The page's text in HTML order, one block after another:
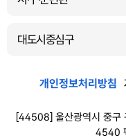
대도시중심구
개인정보처리방침
[44508] 울산광역시 중
4540